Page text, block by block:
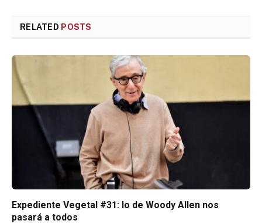
RELATED POSTS
Expediente Vegetal #31: lo de Woody Allen nos
pasará a todos